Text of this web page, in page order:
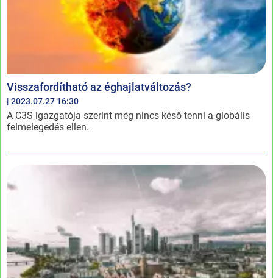
Visszafordítható az éghajlatváltozás?
| 2023.07.27 16:30
A C3S igazgatója szerint még nincs késő tenni a globális
felmelegedés ellen.